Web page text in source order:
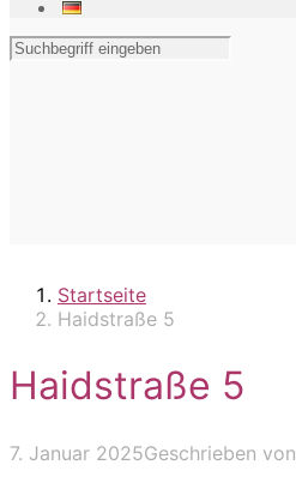
Startseite
Haidstraße 5
Haidstraße 5
7. Januar 2025Geschrieben von